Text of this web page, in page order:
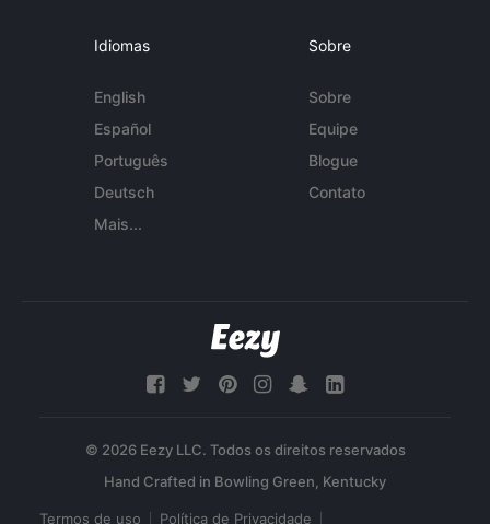
Idiomas
English
Español
Português
Deutsch
Mais...
Sobre
Sobre
Equipe
Blogue
Contato
© 2026 Eezy LLC. Todos os direitos reservados
Termos de uso Política de Privacidade